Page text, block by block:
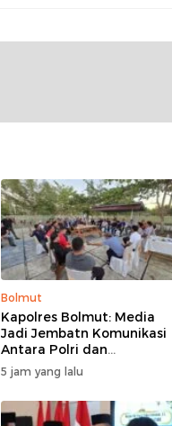
Bolmut
Kapolres Bolmut: Media
Jadi Jembatn Komunikasi
Antara Polri dan
Masyarakat
5 jam yang lalu